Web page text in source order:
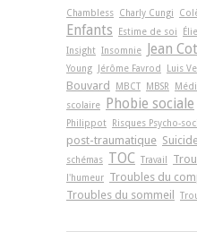
Chambless Charly Cungi
Enfants Estime de soi
Insight Insomnie Jean
Young
Jérôme Favrod Luis
Bouvard
MBCT MBSR
scolaire
Phobie sociale
Philippot
Risques Psycho-
post-traumatique
schémas
TOC Travail
l'humeur Troubles du
Troubles du sommeil